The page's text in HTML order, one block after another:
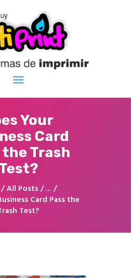
Your
Card
the Trash
All Posts ...
Card Pass the
Test?